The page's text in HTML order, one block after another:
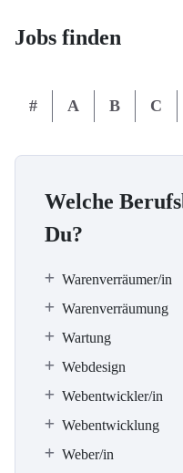
Jobs finden
# A B C
Welche
Du?
Warenverräumer/in
Warenverräumung
Wartung
Webdesign
Webentwickler/in
Webentwicklung
Weber/in